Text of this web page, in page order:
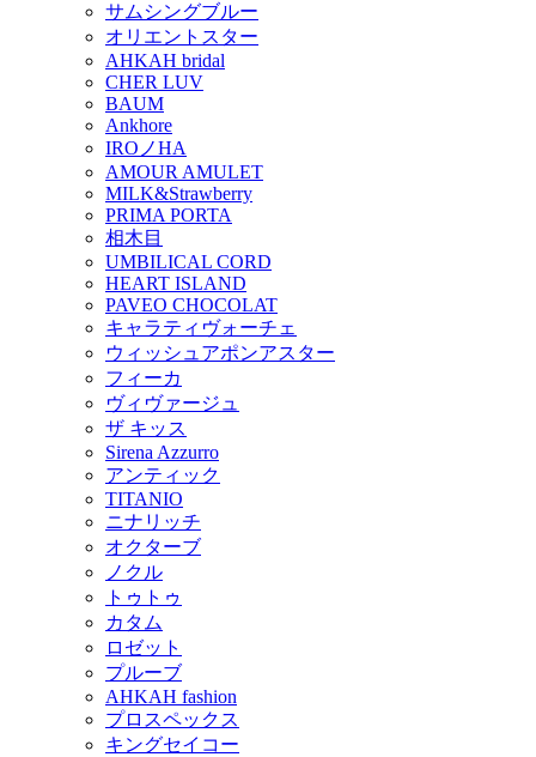
サムシングブルー
オリエントスター
AHKAH bridal
CHER LUV
BAUM
Ankhore
IROノHA
AMOUR AMULET
MILK&Strawberry
PRIMA PORTA
相木目
UMBILICAL CORD
HEART ISLAND
PAVEO CHOCOLAT
キャラティヴォーチェ
ウィッシュアポンアスター
フィーカ
ヴィヴァージュ
ザ キッス
Sirena Azzurro
アンティック
TITANIO
ニナリッチ
オクターブ
ノクル
トゥトゥ
カタム
ロゼット
プルーブ
AHKAH fashion
プロスペックス
キングセイコー